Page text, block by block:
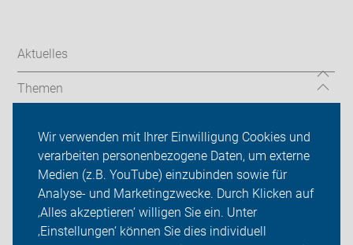
Wir verwenden mit Ihrer Einwilligung Cookies und
verarbeiten personenbezogene Daten, um externe
Medien (z.B. YouTube) einzubinden sowie für
Analyse- und Marketingzwecke. Durch Klicken auf
‚Alles akzeptieren‘ willigen Sie ein. Unter
‚Einstellungen‘ können Sie dies individuell
Aktuelles
Themen
ADFC Hagen
Sei dabei
Presse